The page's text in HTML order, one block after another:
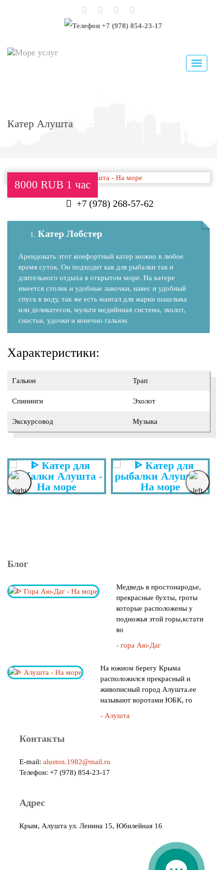
+7 (978) 854-23-17
Меню
Катер Алушта
8000 RUB 1 час
+7 (978) 268-57-62
Катер Лобстер
Арендовать этот комфортный катер можно в любое
время суток. Он подходит как для рыбалки так и
длительного отдыха в открытом море. На катере
имеется столик и удобные лавочки, навес и удобный
спуск в воду, так же есть мангал для жарки шашлыка
или деликатесов, мульти медийнная система, эхолот,
снастьи, удочки и конечно гальюн.
Характеристики:
Гальюн Трап
Спининги Эхолот
Экскурсовод Музыка
Блог
Медведь в простонародье,
прекрасные бухты, гроты
которые расположены у
подножья этой горы,кстати
во
- гора Аю-Даг
На южном берегу Крыма
расположился прекрасный и
живописный город Алушта.ее
называют воротами ЮБК, го
- Алушта
Контакты
E-mail: aluston.1982@mail.ru
Телефон: +7 (978) 854-23-17
Адрес
Крым, Алушта ул. Ленина 15, Юбилейная 16